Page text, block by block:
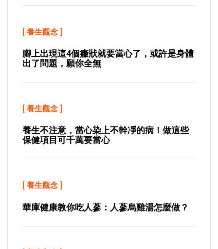
[ 養生觀念 ]
腳上出現這4個癥狀就要當心了，或許是身體
出了問題，願你全無
[ 養生觀念 ]
養生不注意，當心染上不幹凈的病！做這些
保健項目可千萬要當心
[ 養生觀念 ]
華庫健康教你吃人蔘：人蔘烏雞湯怎麼做？